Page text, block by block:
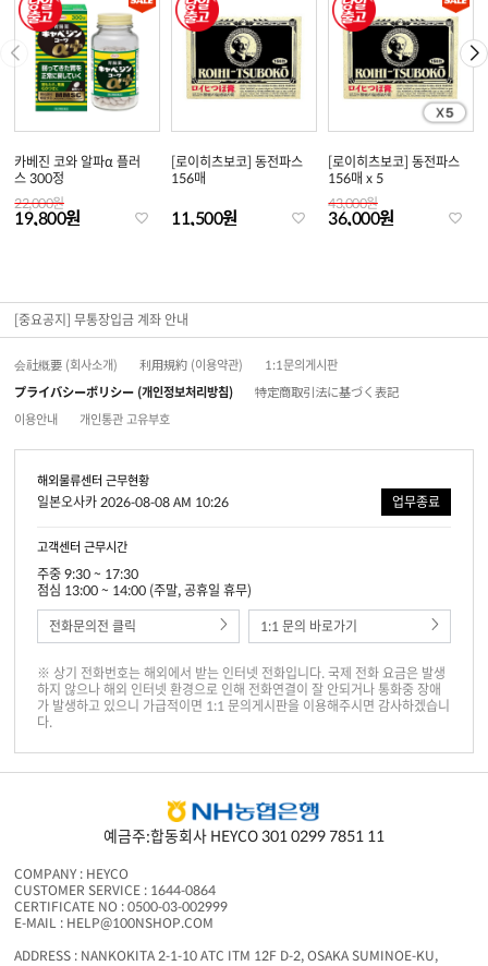
카베진 코와 알파α 플러
스 300정
22,000원
19,800원
[로이히츠보코] 동전파스
156매
11,500원
[로이히츠보코] 동전파스
156매 x 5
43,000원
36,000원
[중요공지] 무통장입금 계좌 안내
会社概要 (회사소개) 利用規約 (이용약관)
1:1문의게시판
プライバシーポリシー (개인정보처리방침)
特定商取引法に基づく表記
이용안내
개인통관 고유부호
해외물류센터 근무현황
일본오사카 2026-08-08 AM 10:26 업무종료
고객센터 근무시간
주중 9:30 ~ 17:30
점심 13:00 ~ 14:00 (주말, 공휴일 휴무)
전화문의전 클릭
1:1 문의 바로가기
※ 상기 전화번호는 해외에서 받는 인터넷 전화입니다. 국제 전화 요금은 발생
하지 않으나 해외 인터넷 환경으로 인해 전화연결이 잘 안되거나 통화중 장애
가 발생하고 있으니 가급적이면 1:1 문의게시판을 이용해주시면 감사하겠습니
다.
예금주:합동회사 HEYCO 301 0299 7851 11
COMPANY : HEYCO
CUSTOMER SERVICE : 1644-0864
CERTIFICATE NO : 0500-03-002999
E-MAIL : HELP@100NSHOP.COM
ADDRESS : NANKOKITA 2-1-10 ATC ITM 12F D-2, OSAKA SUMINOE-KU,